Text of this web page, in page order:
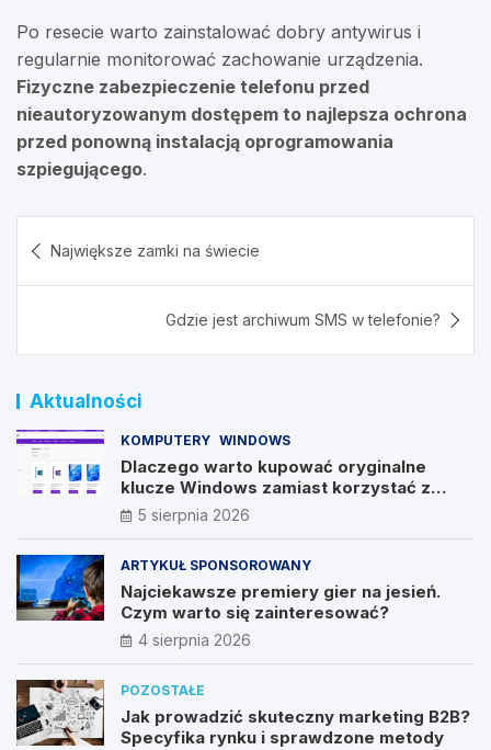
Po resecie warto zainstalować dobry antywirus i
regularnie monitorować zachowanie urządzenia.
Fizyczne zabezpieczenie telefonu przed
nieautoryzowanym dostępem to najlepsza ochrona
przed ponowną instalacją oprogramowania
szpiegującego.
wpisu
Największe zamki na świecie
Gdzie jest archiwum SMS w telefonie?
Aktualności
KOMPUTERY WINDOWS
Dlaczego warto kupować oryginalne
klucze Windows zamiast korzystać z
nieautoryzowanych źródeł?
5 sierpnia 2026
ARTYKUŁ SPONSOROWANY
Najciekawsze premiery gier na jesień.
Czym warto się zainteresować?
4 sierpnia 2026
POZOSTAŁE
Jak prowadzić skuteczny marketing B2B?
Specyfika rynku i sprawdzone metody